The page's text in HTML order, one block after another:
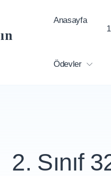
Anasayfa
Ödevler
2. Sınıf